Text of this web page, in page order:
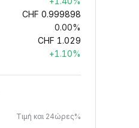
CHF 0.999898
0.00%
CHF 1.029
+1.10%
Τιμή και 24ώρες%